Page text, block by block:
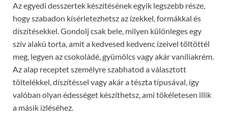
Az egyedi desszertek készítésének egyik legszebb része,
hogy szabadon kísérletezhetsz az ízekkel, formákkal és
díszítésekkel. Gondolj csak bele, milyen különleges egy
szív alakú torta, amit a kedvesed kedvenc ízeivel töltöttél
meg, legyen az csokoládé, gyümölcs vagy akár vaníliakrém.
Az alap receptet személyre szabhatod a választott
töltelékkel, díszítéssel vagy akár a tészta típusával, így
valóban olyan édességet készíthetsz, ami tökéletesen illik
a másik ízléséhez.